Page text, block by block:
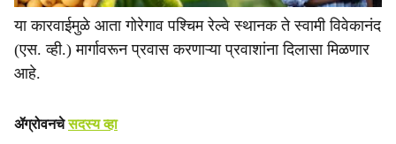
या कारवाईमुळे आता गोरेगाव पश्चिम रेल्वे स्थानक ते स्वामी विवेकानंद
(एस. व्ही.) मार्गावरून प्रवास करणाऱ्या प्रवाशांना दिलासा मिळणार
आहे.
ॲग्रोवनचेसदस्य व्हा